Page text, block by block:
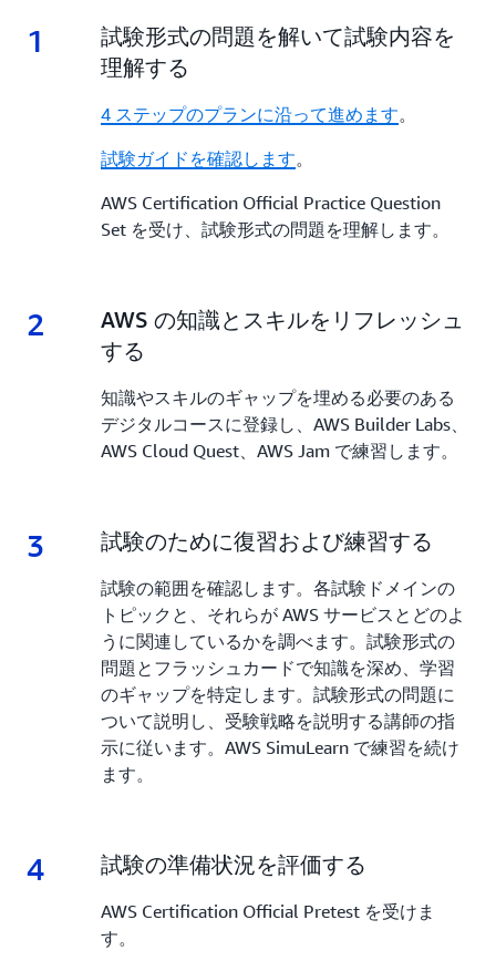
1 1.
試験形式の問題を解いて試験内容を
理解する
4 ステップのプランに沿って進めます。
試験ガイドを確認します。
AWS Certification Official Practice Question
Set を受け、試験形式の問題を理解します。
2 2.
AWS の知識とスキルをリフレッシュ
する
知識やスキルのギャップを埋める必要のある
デジタルコースに登録し、AWS Builder Labs、
AWS Cloud Quest、AWS Jam で練習します。
3 3.
試験のために復習および練習する
試験の範囲を確認します。各試験ドメインの
トピックと、それらが AWS サービスとどのよ
うに関連しているかを調べます。試験形式の
問題とフラッシュカードで知識を深め、学習
のギャップを特定します。試験形式の問題に
ついて説明し、受験戦略を説明する講師の指
示に従います。AWS SimuLearn で練習を続け
ます。
4 4.
試験の準備状況を評価する
AWS Certification Official Pretest を受けま
す。